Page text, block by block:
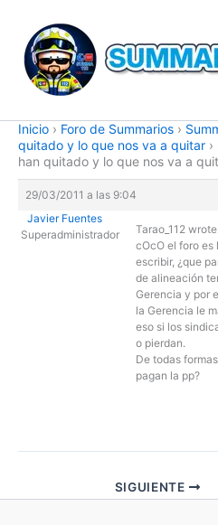
contenido
Inicio › Foro de Summarios ›
quitado y lo que nos va a quitar ›
han quitado y lo que nos va a
29/03/2011 a las 9:04
Javier Fuentes
Superadministrador
Tarao_112
cOcO el foro es
escribir, ¿que
de alineación
Gerencia y por
la Gerencia le
eso si los
o pierdan.
De todas
pagan la pp?
SIGUIENTE